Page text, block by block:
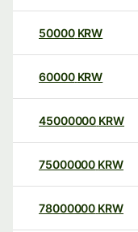
50000 KRW
60000 KRW
45000000 KRW
75000000 KRW
78000000 KRW